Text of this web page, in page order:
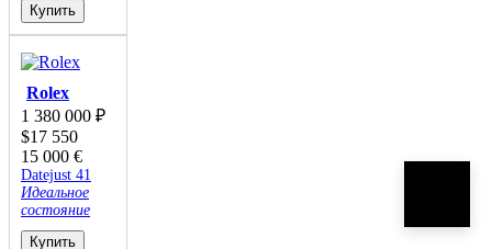
Купить
Rolex
1 380 000 ₽
$17 550
15 000 €
Datejust 41
Идеальное
состояние
Купить